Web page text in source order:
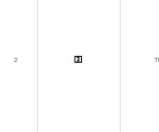
2 TI